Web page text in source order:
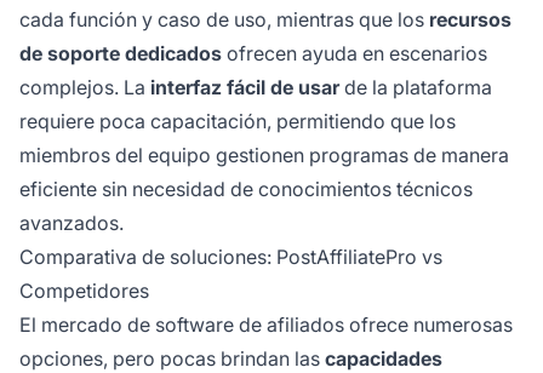
cada función y caso de uso, mientras que los recursos
de soporte dedicados ofrecen ayuda en escenarios
complejos. La interfaz fácil de usarde la plataforma
requiere poca capacitación, permitiendo que los
miembros del equipo gestionen programas de manera
eficiente sin necesidad de conocimientos técnicos
avanzados.
Comparativa de soluciones: PostAffiliatePro vs
Competidores
El mercado de software de afiliados ofrece numerosas
opciones, pero pocas brindan las capacidades